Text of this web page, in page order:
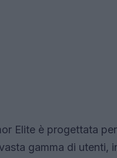
Elite è progettata
gamma di utenti,